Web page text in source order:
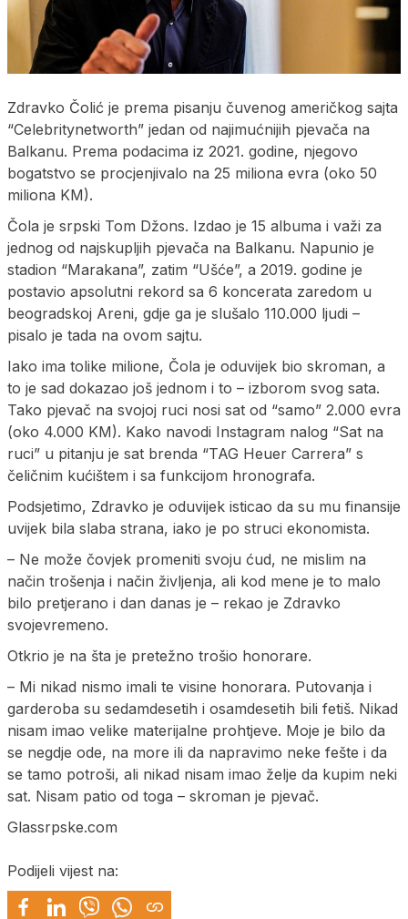
Zdravko Čolić je prema pisanju čuvenog američkog sajta
“Celebritynetworth” jedan od najimućnijih pjevača na
Balkanu. Prema podacima iz 2021. godine, njegovo
bogatstvo se procjenjivalo na 25 miliona evra (oko 50
miliona KM).
Čola je srpski Tom Džons. Izdao je 15 albuma i važi za
jednog od najskupljih pjevača na Balkanu. Napunio je
stadion “Marakana”, zatim “Ušće”, a 2019. godine je
postavio apsolutni rekord sa 6 koncerata zaredom u
beogradskoj Areni, gd‌je ga je slušalo 110.000 ljudi –
pisalo je tada na ovom sajtu.
Iako ima tolike milione, Čola je oduvijek bio skroman, a
to je sad dokazao još jednom i to – izborom svog sata.
Tako pjevač na svojoj ruci nosi sat od “samo” 2.000 evra
(oko 4.000 KM). Kako navodi Instagram nalog “Sat na
ruci” u pitanju je sat brenda “TAG Heuer Carrera” s
čeličnim kućištem i sa funkcijom hronografa.
Podsjetimo, Zdravko je oduvijek isticao da su mu finansije
uvijek bila slaba strana, iako je po struci ekonomista.
– Ne može čovjek promeniti svoju ćud, ne mislim na
način trošenja i način življenja, ali kod mene je to malo
bilo pretjerano i dan danas je – rekao je Zdravko
svojevremeno.
Otkrio je na šta je pretežno trošio honorare.
– Mi nikad nismo imali te visine honorara. Putovanja i
garderoba su sedamdesetih i osamdesetih bili fetiš. Nikad
nisam imao velike materijalne prohtjeve. Moje je bilo da
se negdje ode, na more ili da napravimo neke fešte i da
se tamo potroši, ali nikad nisam imao želje da kupim neki
sat. Nisam patio od toga – skroman je pjevač.
Glassrpske.com
Podijeli vijest na: